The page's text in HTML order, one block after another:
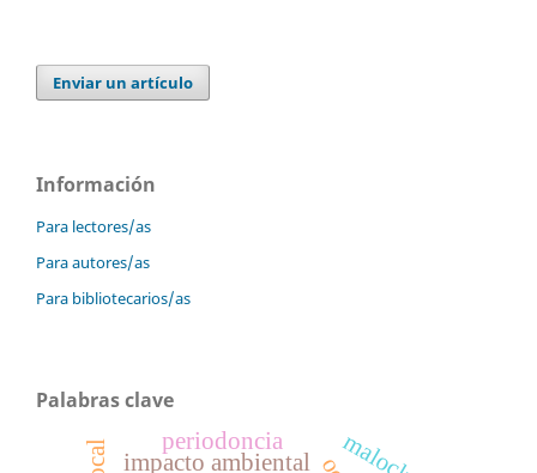
Enviar un artículo
Información
Para lectores/as
Para autores/as
Para bibliotecarios/as
Palabras clave
impacto ambiental
periodoncia